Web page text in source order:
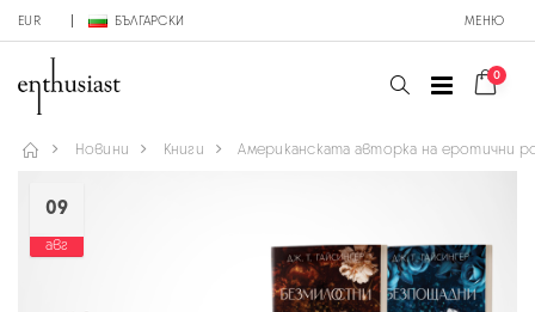
EUR БЪЛГАРСКИ МЕНЮ
0
Новини Книги Американската авторка на еротични
09
авг